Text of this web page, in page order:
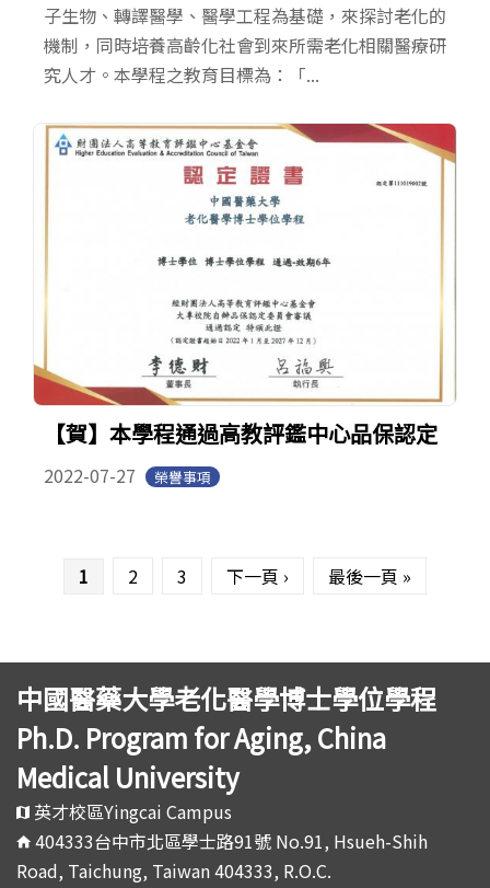
子生物、轉譯醫學、醫學工程為基礎，來探討老化的
機制，同時培養高齡化社會到來所需老化相關醫療研
究人才。本學程之教育目標為：「...
【賀】本學程通過高教評鑑中心品保認定
2022-07-27 榮譽事項
1 2 3 下一頁 › 最後一頁 »
中國醫藥大學老化醫學博士學位學程
Ph.D. Program for Aging, China
Medical University
英才校區Yingcai Campus
404333台中市北區學士路91號 No.91, Hsueh-Shih
Road, Taichung, Taiwan 404333, R.O.C.